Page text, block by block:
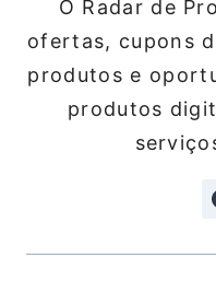
O Radar de
ofertas, cupons
produtos e
produtos